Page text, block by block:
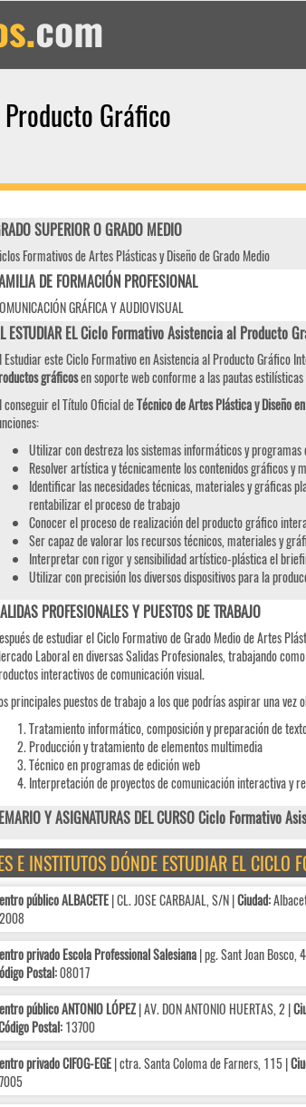
Gráfico
SUPERIOR O GRADO MEDIO
Formativos de Artes Plásticas y Diseño de Grado Medio
DE FORMACIÓN PROFESIONAL
GRÁFICA Y AUDIOVISUAL
ESTUDIAR EL Ciclo Formativo Asistencia al Producto
Estudiar este Ciclo Formativo en Asistencia al Producto Gráfico
gráficosen soporte web conforme a las pautas
conseguir el Título Oficial deTécnico de Artes Plástica y Diseño
Utilizar con destreza los sistemas informáticos y
Resolver artística y técnicamente los contenidos gráficos y
Identificar las necesidades técnicas, materiales y gráficas
rentabilizar el proceso de trabajo
Conocer el proceso de realización del producto gráfico
Ser capaz de valorar los recursos técnicos, materiales y
Interpretar con rigor y sensibilidad artístico-plástica el
Utilizar con precisión los diversos dispositivos para la
PROFESIONALES Y PUESTOS DE TRABAJO
de estudiar el Ciclo Formativo de Grado Medio de Artes
Laboral en diversas Salidas Profesionales, trabajando
interactivos de comunicación visual.
principales puestos de trabajo a los que podrías aspirar una vez
Tratamiento informático, composición y preparación de
Producción y tratamiento de elementos multimedia
Técnico en programas de edición web
Interpretación de proyectos de comunicación interactiva y
Y ASIGNATURAS DEL CURSO Ciclo Formativo
E INSTITUTOS DÓNDE ESTUDIAR EL CICLO
público ALBACETE| CL. JOSE CARBAJAL, S/N |Ciudad:
privado Escola Professional Salesiana| pg. Sant Joan Bosco,
Postal:08017
público ANTONIO LÓPEZ| AV. DON ANTONIO HUERTAS, 2 |
Postal:13700
privado CIFOG-EGE| ctra. Santa Coloma de Farners, 115 |